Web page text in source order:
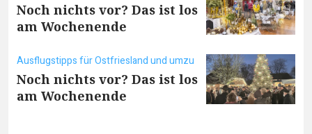
Noch nichts vor? Das ist los
am Wochenende
Ausflugstipps für Ostfriesland und umzu
Noch nichts vor? Das ist los
am Wochenende